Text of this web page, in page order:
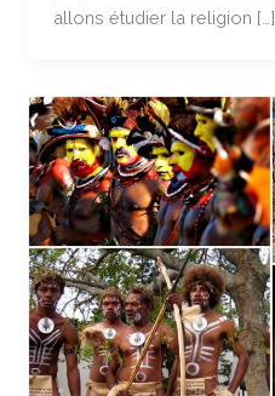
allons étudier la religion […]